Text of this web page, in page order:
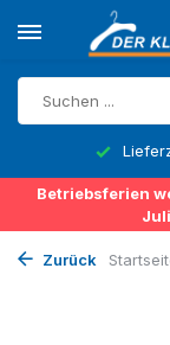
Betriebsferien
Zurück